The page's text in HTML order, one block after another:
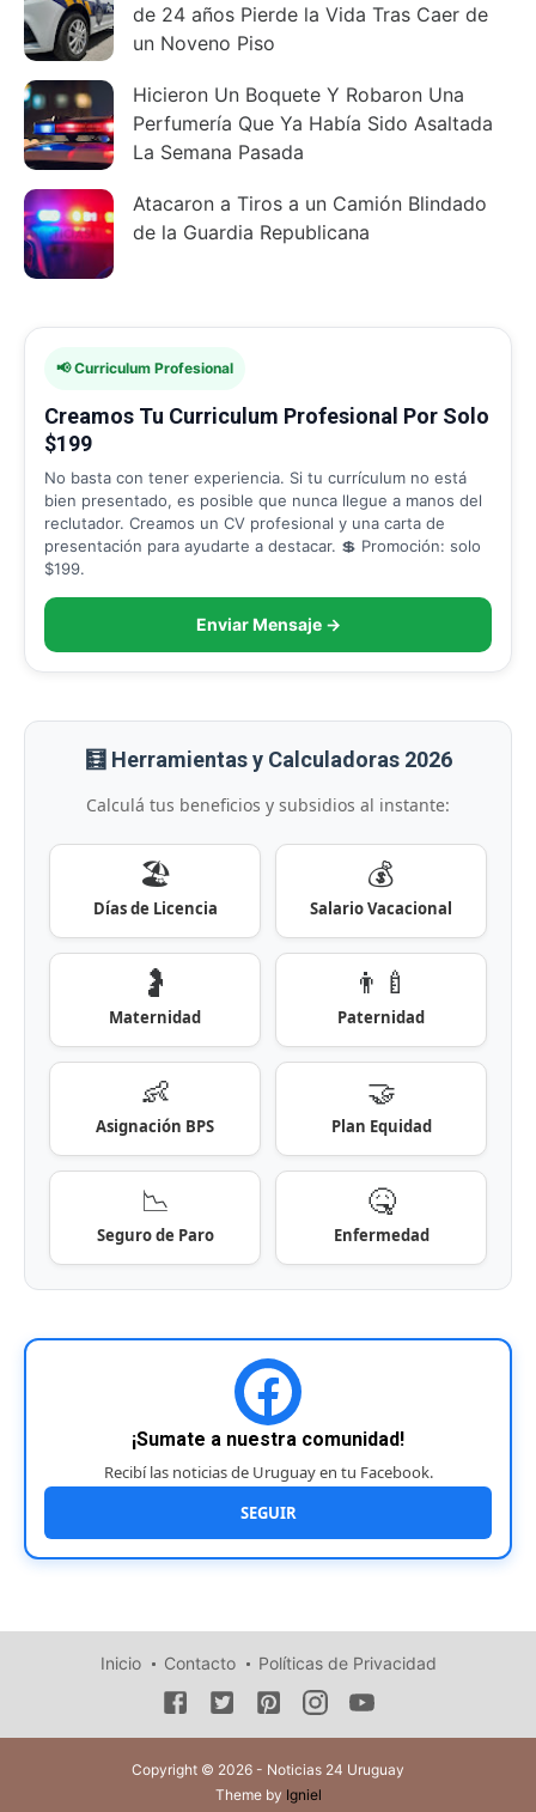
de 24 años Pierde la Vida Tras Caer de
un Noveno Piso
Hicieron Un Boquete Y Robaron Una
Perfumería Que Ya Había Sido Asaltada
La Semana Pasada
Atacaron a Tiros a un Camión Blindado
de la Guardia Republicana
📢 Curriculum Profesional
Creamos Tu Curriculum Profesional Por Solo
$199
No basta con tener experiencia. Si tu currículum no está
bien presentado, es posible que nunca llegue a manos del
reclutador. Creamos un CV profesional y una carta de
presentación para ayudarte a destacar. 💲 Promoción: solo
$199.
Enviar Mensaje →
🧮 Herramientas y Calculadoras 2026
Calculá tus beneficios y subsidios al instante:
🏖️
Días de Licencia
💰
Salario Vacacional
🤰
Maternidad
👨‍🍼
Paternidad
👶
Asignación BPS
🤝
Plan Equidad
📉
Seguro de Paro
🤒
Enfermedad
¡Sumate a nuestra comunidad!
Recibí las noticias de Uruguay en tu Facebook.
SEGUIR
Inicio Contacto Políticas de Privacidad
Copyright © 2026 - Noticias 24 Uruguay
Theme by Igniel